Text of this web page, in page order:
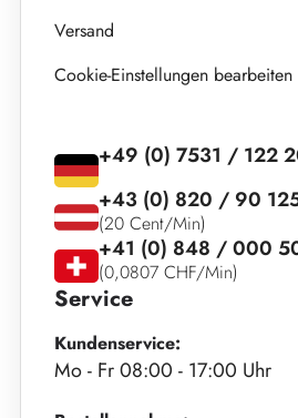
Versand
Cookie-Einstellungen bearbeiten
Service
Kundenservice:
Mo - Fr 08:00 - 17:00 Uhr
+49 (0) 7531 / 122
+43 (0) 820 / 90
(20 Cent/Min)
+41 (0) 848 / 000
(0,0807 CHF/Min)